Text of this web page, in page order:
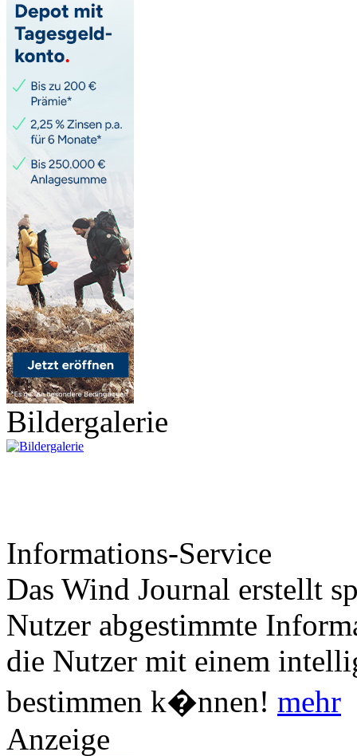
Bildergalerie
Informations-Service
Das Wind Journal erstellt
Nutzer abgestimmte
die Nutzer mit einem
bestimmen k�nnen! mehr
Anzeige